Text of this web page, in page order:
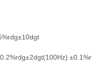
±0.1%r